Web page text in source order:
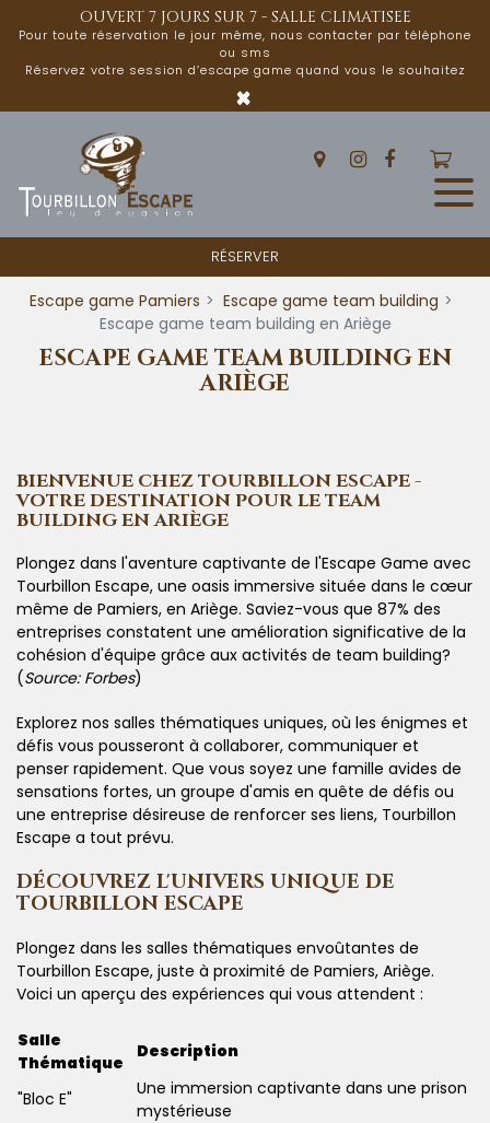
OUVERT 7 JOURS SUR 7 - SALLE CLIMATISEE
Pour toute réservation le jour même, nous contacter par téléphone
ou sms
Réservez votre session d’escape game quand vous le souhaitez
×
RÉSERVER
Escape game Pamiers
Escape game team building
Escape game team building en Ariège
ESCAPE GAME TEAM BUILDING EN
ARIÈGE
BIENVENUE CHEZ TOURBILLON ESCAPE -
VOTRE DESTINATION POUR LE TEAM
BUILDING EN ARIÈGE
Plongez dans l'aventure captivante de l'Escape Game avec
Tourbillon Escape, une oasis immersive située dans le cœur
même de Pamiers, en Ariège. Saviez-vous que 87% des
entreprises constatent une amélioration significative de la
cohésion d'équipe grâce aux activités de team building?
(Source: Forbes)
Explorez nos salles thématiques uniques, où les énigmes et
défis vous pousseront à collaborer, communiquer et
penser rapidement. Que vous soyez une famille avides de
sensations fortes, un groupe d'amis en quête de défis ou
une entreprise désireuse de renforcer ses liens, Tourbillon
Escape a tout prévu.
DÉCOUVREZ L'UNIVERS UNIQUE DE
TOURBILLON ESCAPE
Plongez dans les salles thématiques envoûtantes de
Tourbillon Escape, juste à proximité de Pamiers, Ariège.
Voici un aperçu des expériences qui vous attendent :
Salle
Thématique
Description
"Bloc E"
Une immersion captivante dans une prison
mystérieuse
Panneau de gestion des cookies